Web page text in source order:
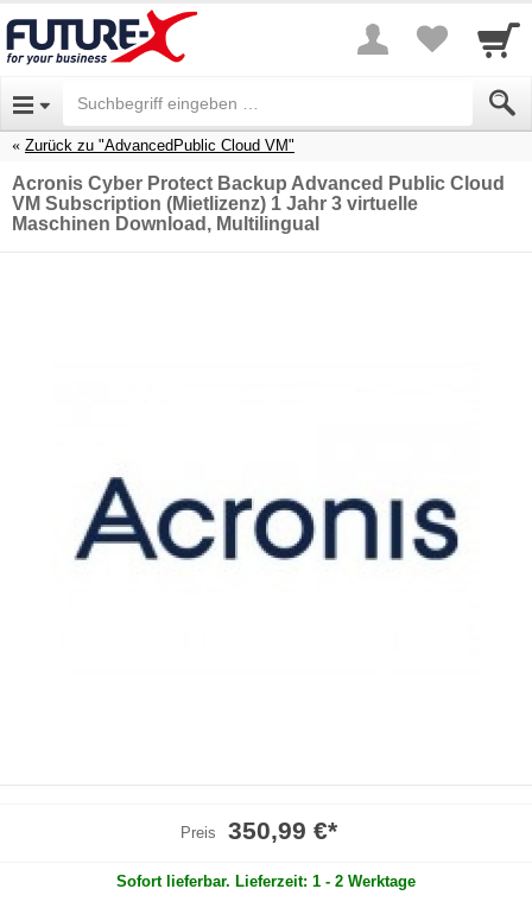
Zurück zu "AdvancedPublic Cloud VM"
Acronis Cyber Protect Backup Advanced Public Cloud
VM Subscription (Mietlizenz) 1 Jahr 3 virtuelle
Maschinen Download, Multilingual
Preis 350,99 €*
Sofort lieferbar. Lieferzeit: 1 - 2 Werktage